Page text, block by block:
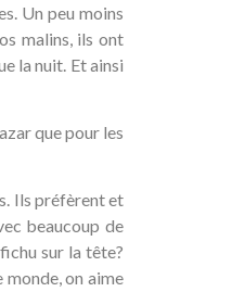
Un peu moins
malins, ils ont
la nuit. Et ainsi
que pour les
Ils préfèrent et
beaucoup de
sur la tête?
monde, on aime